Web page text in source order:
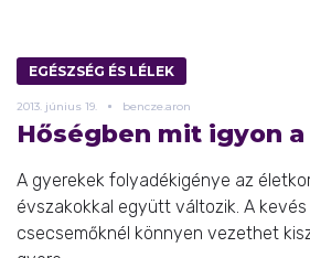
EGÉSZSÉG ÉS LÉLEK
2013. június 19. bencze.aron
Hőségben mit igyon
A gyerekek folyadékigénye az
évszakokkal együtt változik. A
csecsemőknél könnyen vezethet